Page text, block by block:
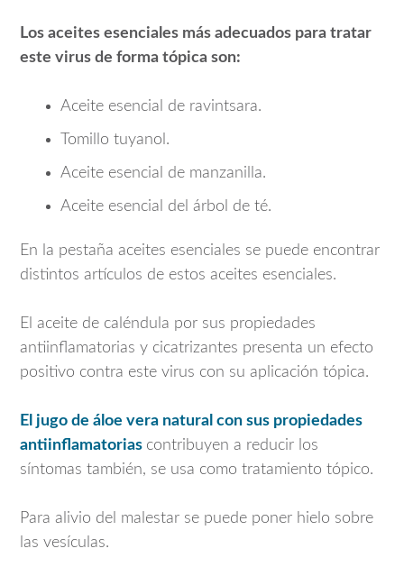
Los aceites esenciales más adecuados para tratar
este virus de forma tópica son:
Aceite esencial de ravintsara.
Tomillo tuyanol.
Aceite esencial de manzanilla.
Aceite esencial del árbol de té.
En la pestaña aceites esenciales se puede encontrar
distintos artículos de estos aceites esenciales.
El aceite de caléndula por sus propiedades
antiinflamatorias y cicatrizantes presenta un efecto
positivo contra este virus con su aplicación tópica.
El jugo de áloe vera natural con sus propiedades
antiinflamatorias contribuyen a reducir los
síntomas también, se usa como tratamiento tópico.
Para alivio del malestar se puede poner hielo sobre
las vesículas.